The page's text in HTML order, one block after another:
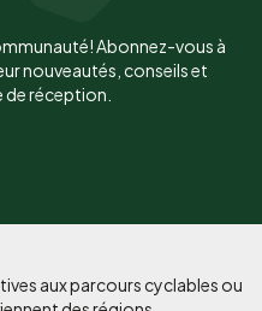
Abonnez-vous à
nouveautés, conseils et
réception.
aux parcours cyclables ou